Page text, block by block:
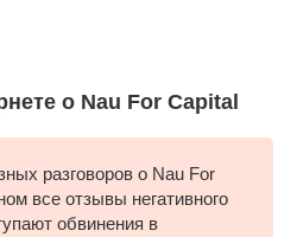
о Nau For Capital
разговоров о Nau For
все отзывы негативного
обвинения в